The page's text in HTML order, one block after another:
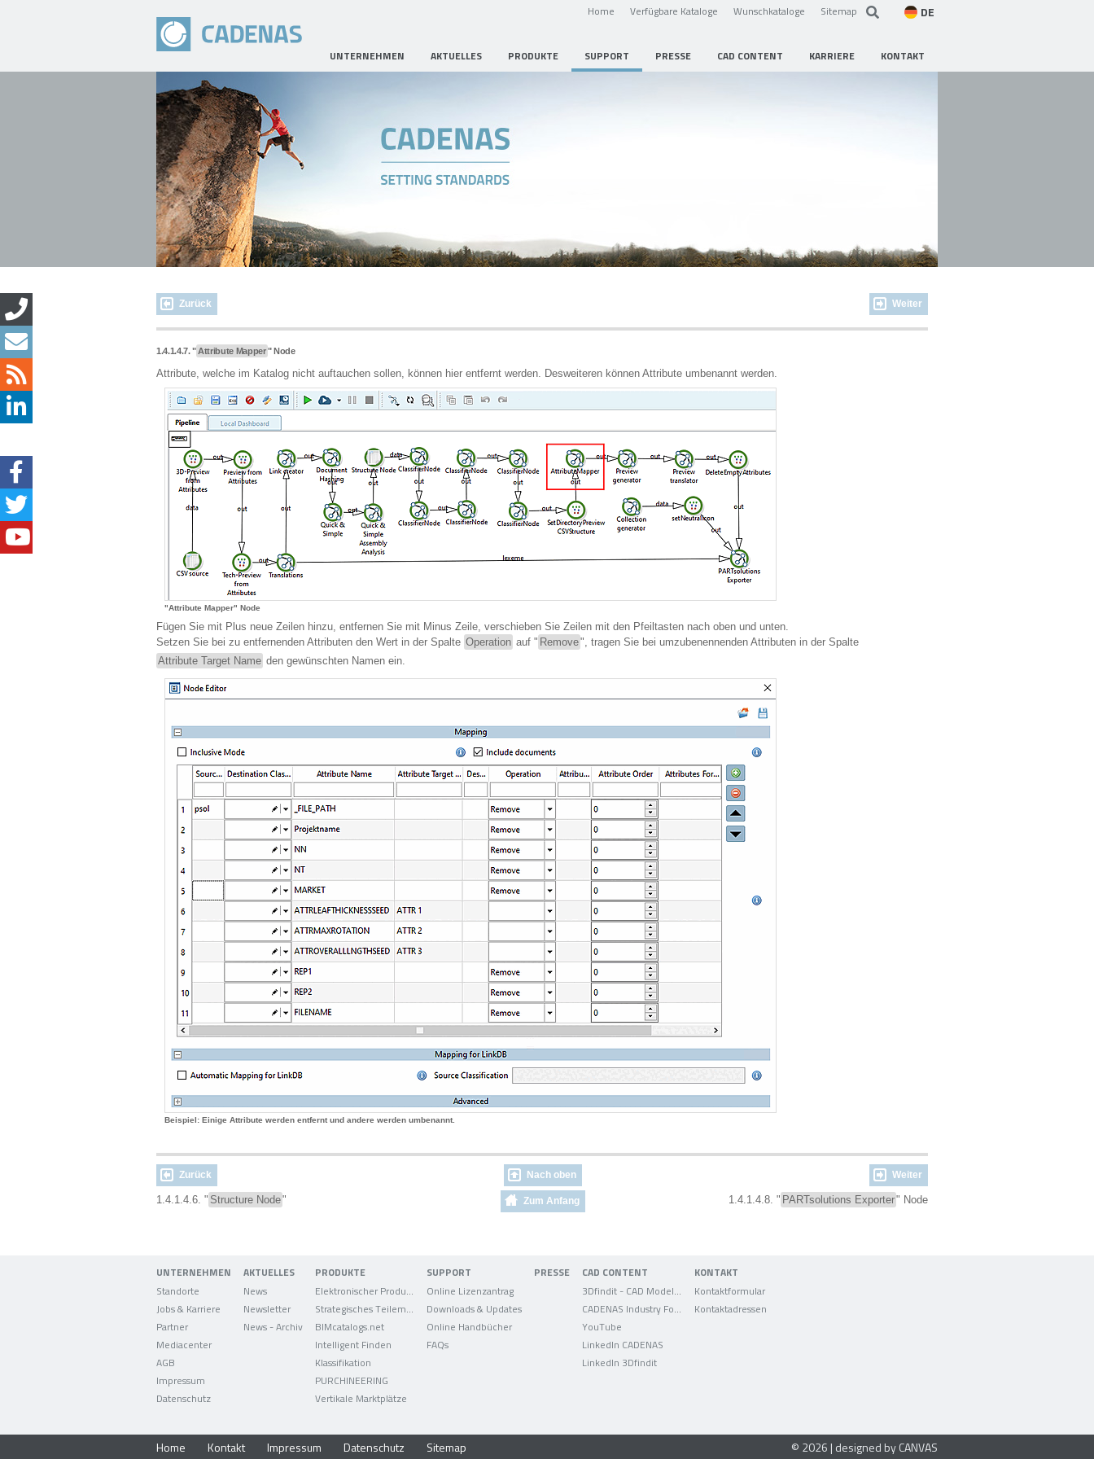
Home Verfügbare Kataloge Wunschkataloge Sitemap DE
UNTERNEHMEN AKTUELLES PRODUKTE SUPPORT PRESSE CAD CONTENT KARRIERE KONTAKT
Zurück Weiter
1.4.1.4.7. "Attribute Mapper" Node
Attribute, welche im Katalog nicht auftauchen sollen, können hier entfernt werden. Desweiteren können Attribute umbenannt werden.
"Attribute Mapper" Node
Fügen Sie mit Plus neue Zeilen hinzu, entfernen Sie mit Minus Zeile, verschieben Sie Zeilen mit den Pfeiltasten nach oben und unten.
Setzen Sie bei zu entfernenden Attributen den Wert in der Spalte Operation auf " Remove", tragen Sie bei umzubenennenden Attributen in der Spalte
Attribute Target Name den gewünschten Namen ein.
Beispiel: Einige Attribute werden entfernt und andere werden umbenannt.
Zurück Nach oben Weiter
1.4.1.4.6. " Structure Node" Zum Anfang 1.4.1.4.8. " PARTsolutions Exporter" Node
UNTERNEHMEN
Standorte
Jobs & Karriere
Partner
Mediacenter
AGB
Impressum
Datenschutz
AKTUELLES
News
Newsletter
News - Archiv
PRODUKTE
BIMcatalogs.net
Intelligent Finden
Klassifikation
PURCHINEERING
Vertikale Marktplätze
SUPPORT
Online Lizenzantrag
Downloads & Updates
Online Handbücher
FAQs
PRESSE CAD CONTENT
YouTube
LinkedIn CADENAS
LinkedIn 3Dfindit
KONTAKT
Kontaktformular
Kontaktadressen
Home Kontakt Impressum Datenschutz Sitemap © 2026 | designed by CANVAS